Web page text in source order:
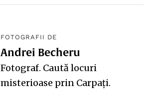
FOTOGRAFII DE
Andrei Becheru
Fotograf. Cautălocuri
misterioase prin Carpaţi.